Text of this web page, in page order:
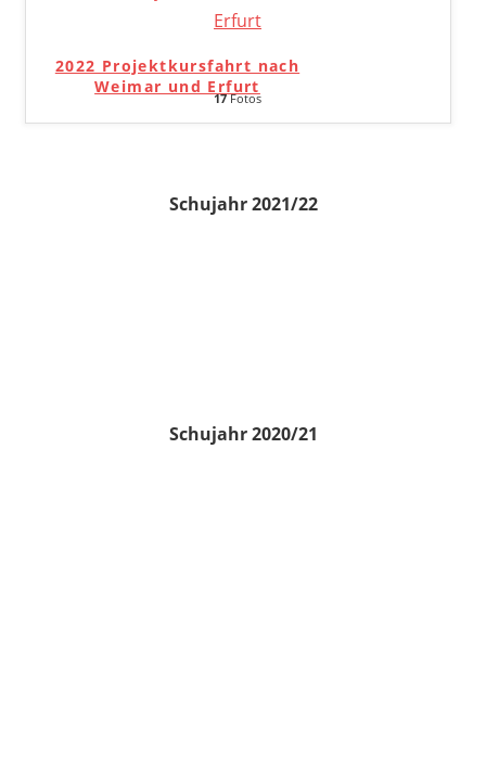
2022 Projektkursfahrt nach
Weimar und Erfurt
17Fotos
Schujahr 2021/22
Schujahr 2020/21